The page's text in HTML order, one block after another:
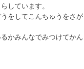
しています。
をしてこんちゅうをさが
かみんなでみつけてかん